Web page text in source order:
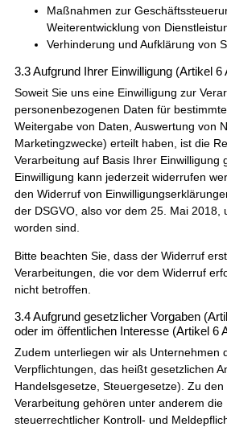
Maßnahmen zur
Weiterentwicklung von
Verhinderung und Aufklärung von
3.3 Aufgrund Ihrer Einwilligung (Artikel
Soweit Sie uns eine Einwilligung zur
personenbezogenen Daten für
Weitergabe von Daten, Auswertung von
Marketingzwecke) erteilt haben, ist die
Verarbeitung auf Basis Ihrer Einwilligung
Einwilligung kann jederzeit widerrufen
den Widerruf von
der DSGVO, also vor dem 25. Mai 2018,
worden sind.
Bitte beachten Sie, dass der Widerruf
Verarbeitungen, die vor dem Widerruf
nicht betroffen.
3.4 Aufgrund gesetzlicher Vorgaben
oder im öffentlichen Interesse (Artikel 6
Zudem unterliegen wir als Unternehmen
Verpflichtungen, das heißt gesetzlichen
Handelsgesetze, Steuergesetze). Zu
Verarbeitung gehören unter anderem die
steuerrechtlicher Kontroll- und